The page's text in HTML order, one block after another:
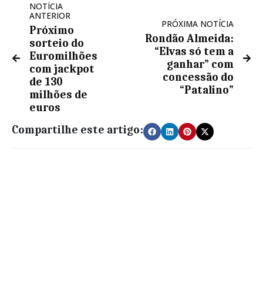
NOTÍCIA
ANTERIOR
Próximo
sorteio do
Euromilhões
com jackpot
de 130
milhões de
euros
PRÓXIMA NOTÍCIA
Rondão Almeida:
“Elvas só tem a
ganhar” com
concessão do
“Patalino”
Compartilhe este artigo: